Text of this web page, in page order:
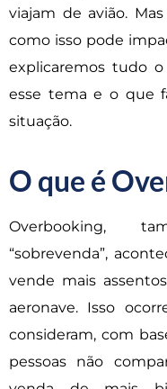
viajam de avião.
como isso pode
explicaremos tudo
esse tema e o que
situação.
O que é
Overbooking,
“sobrevenda”,
vende mais
aeronave. Isso
consideram, com
pessoas não